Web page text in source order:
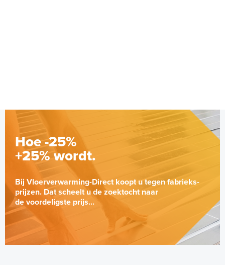
Hoe -25%
+25% wordt.
Bij Vloerverwarming-Direct koopt u tegen fabrieks-
prijzen. Dat scheelt u de zoektocht naar
de voordeligste prijs...